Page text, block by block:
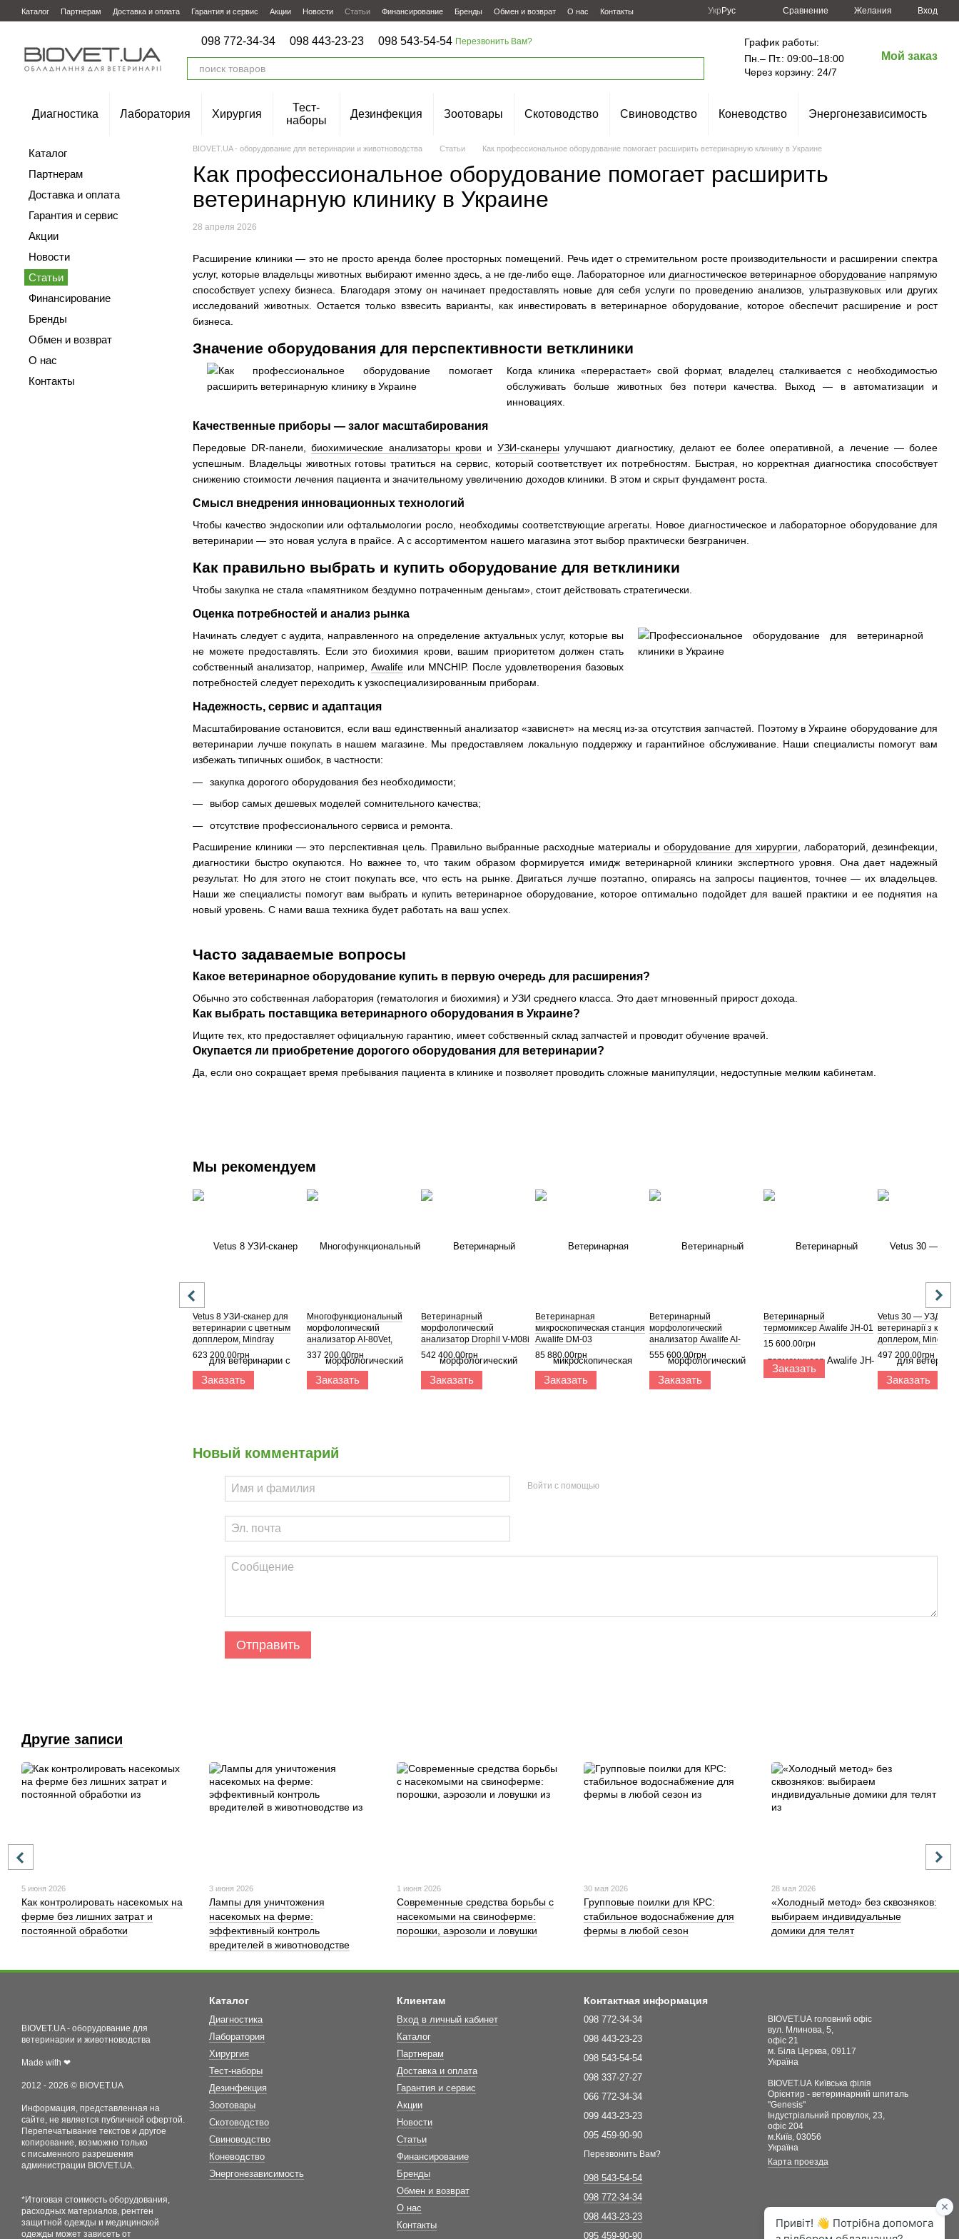
Перейти к основному контенту
Каталог Партнерам Доставка и оплата Гарантия и сервис Акции Новости Статьи Финансирование Бренды Обмен и возврат О нас Контакты Укр Рус Сравнение Желания Вход
098 772-34-34 098 443-23-23 098 543-54-54 Перезвонить Вам?
График работы:
Пн.– Пт.: 09:00–18:00
Через корзину: 24/7
Мой заказ
Диагностика Лаборатория Хирургия
Тест-
наборы
Дезинфекция Зоотовары Скотоводство Свиноводство Коневодство Энергонезависимость
BIOVET.UA - оборудование для ветеринарии и животноводства Статьи Как профессиональное оборудование помогает расширить ветеринарную клинику в Украине
Как профессиональное оборудование помогает расширить
ветеринарную клинику в Украине
28 апреля 2026
Расширение клиники — это не просто аренда более просторных помещений. Речь идет о стремительном росте производительности и расширении спектра
услуг, которые владельцы животных выбирают именно здесь, а не где-либо еще. Лабораторное или диагностическое ветеринарное оборудованиенапрямую
способствует успеху бизнеса. Благодаря этому он начинает предоставлять новые для себя услуги по проведению анализов, ультразвуковых или других
исследований животных. Остается только взвесить варианты, как инвестировать в ветеринарное оборудование, которое обеспечит расширение и рост
бизнеса.
Значение оборудования для перспективности ветклиники
Когда клиника «перерастает» свой формат, владелец сталкивается с необходимостью
обслуживать больше животных без потери качества. Выход — в автоматизации и
инновациях.
Качественные приборы — залог масштабирования
Передовые DR-панели,биохимические анализаторы крови иУЗИ-сканеры улучшают диагностику, делают ее более оперативной, а лечение — более
успешным. Владельцы животных готовы тратиться на сервис, который соответствует их потребностям. Быстрая, но корректная диагностика способствует
снижению стоимости лечения пациента и значительному увеличению доходов клиники. В этом и скрыт фундамент роста.
Смысл внедрения инновационных технологий
Чтобы качество эндоскопии или офтальмологии росло, необходимы соответствующие агрегаты. Новое диагностическое и лабораторное оборудование для
ветеринарии — это новая услуга в прайсе. А с ассортиментом нашего магазина этот выбор практически безграничен.
Как правильно выбрать и купить оборудование для ветклиники
Чтобы закупка не стала «памятником бездумно потраченным деньгам», стоит действовать стратегически.
Оценка потребностей и анализ рынка
Начинать следует с аудита, направленного на определение актуальных услуг, которые вы
не можете предоставлять. Если это биохимия крови, вашим приоритетом должен стать
собственный анализатор, например,Awalife или MNCHIP. После удовлетворения базовых
потребностей следует переходить к узкоспециализированным приборам.
Надежность, сервис и адаптация
Масштабирование остановится, если ваш единственный анализатор «зависнет» на месяц из-за отсутствия запчастей. Поэтому в Украине оборудование для
ветеринарии лучше покупать в нашем магазине. Мы предоставляем локальную поддержку и гарантийное обслуживание. Наши специалисты помогут вам
избежать типичных ошибок, в частности:
закупка дорогого оборудования без необходимости;
выбор самых дешевых моделей сомнительного качества;
отсутствие профессионального сервиса и ремонта.
Расширение клиники — это перспективная цель. Правильно выбранные расходные материалы иоборудование для хирургии , лабораторий, дезинфекции,
диагностики быстро окупаются. Но важнее то, что таким образом формируется имидж ветеринарной клиники экспертного уровня. Она дает надежный
результат. Но для этого не стоит покупать все, что есть на рынке. Двигаться лучше поэтапно, опираясь на запросы пациентов, точнее — их владельцев.
Наши же специалисты помогут вам выбрать и купить ветеринарное оборудование, которое оптимально подойдет для вашей практики и ее поднятия на
новый уровень. С нами ваша техника будет работать на ваш успех.
Часто задаваемые вопросы
Какое ветеринарное оборудование купить в первую очередь для расширения?
Обычно это собственная лаборатория (гематология и биохимия) и УЗИ среднего класса. Это дает мгновенный прирост дохода.
Как выбрать поставщика ветеринарного оборудования в Украине?
Ищите тех, кто предоставляет официальную гарантию, имеет собственный склад запчастей и проводит обучение врачей.
Окупается ли приобретение дорогого оборудования для ветеринарии?
Да, если оно сокращает время пребывания пациента в клинике и позволяет проводить сложные манипуляции, недоступные мелким кабинетам.
Мы рекомендуем
Vetus 8 УЗИ-сканер для
ветеринарии с цветным
допплером, Mindray
623 200.00грн
Заказать
Многофункциональный
морфологический
анализатор AI-80Vet,
Awalife
337 200.00грн
Заказать
Ветеринарный
морфологический
анализатор Drophil V-M08i
542 400.00грн
Заказать
Ветеринарная
микроскопическая станция
Awalife DM-03
85 880.00грн
Заказать
Ветеринарный
морфологический
анализатор Awalife AI-
100Vet Elite
555 600.00грн
Заказать
Ветеринарный
термомиксер Awalife JH-01
15 600.00грн
Заказать
Vetus 30 — УЗД-
ветеринарії з
доплером, Mindray
497 200.00грн
Заказать
Новый комментарий
Войти с помощью
Отправить
Каталог
Партнерам
Доставка и оплата
Гарантия и сервис
Акции
Новости
Статьи
Финансирование
Бренды
Обмен и возврат
О нас
Контакты
Другие записи
5 июня 2026
Как контролировать насекомых на
ферме без лишних затрат и
постоянной обработки
3 июня 2026
Лампы для уничтожения
насекомых на ферме:
эффективный контроль
вредителей в животноводстве
1 июня 2026
Современные средства борьбы с
насекомыми на свиноферме:
порошки, аэрозоли и ловушки
30 мая 2026
Групповые поилки для КРС:
стабильное водоснабжение для
фермы в любой сезон
28 мая 2026
«Холодный метод» без сквозняков:
выбираем индивидуальные
домики для телят
BIOVET.UA - оборудование для
ветеринарии и животноводства
Made with ❤
2012 - 2026 © BIOVET.UA
Информация, представленная на
сайте, не является публичной офертой.
Перепечатывание текстов и другое
копирование, возможно только
с письменного разрешения
администрации BIOVET.UA.
*Итоговая стоимость оборудования,
расходных материалов, рентген
защитной одежды и медицинской
одежды может зависеть от
Каталог
Диагностика
Лаборатория
Хирургия
Тест-наборы
Дезинфекция
Зоотовары
Скотоводство
Свиноводство
Коневодство
Энергонезависимость
Клиентам
Вход в личный кабинет
Каталог
Партнерам
Доставка и оплата
Гарантия и сервис
Акции
Новости
Статьи
Финансирование
Бренды
Обмен и возврат
О нас
Контакты
Контактная информация
098 772-34-34
098 443-23-23
098 543-54-54
098 337-27-27
066 772-34-34
099 443-23-23
095 459-90-90
Перезвонить Вам?
098 543-54-54
098 772-34-34
098 443-23-23
095 459-90-90
BIOVET.UA головний офіс
вул. Млинова, 5,
офіс 21
м. Біла Церква, 09117
Україна
BIOVET.UA Київська філія
Орієнтир - ветеринарний шпиталь
"Genesis"
Індустріальний провулок, 23,
офіс 204
м.Київ, 03056
Україна
Карта проезда